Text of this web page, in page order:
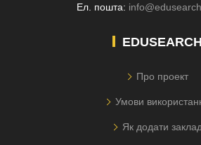
Ел. пошта:
EDUSEARCH
Про проект
Умови
Як додати заклад